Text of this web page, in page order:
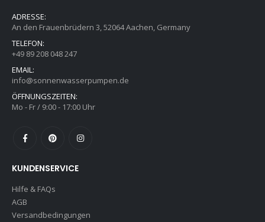
ADRESSE:
An den Frauenbrüdern 3, 52064 Aachen, Germany
TELEFON:
+49 89 208 048 247‬
EMAIL:
info@sonnenwasserpumpen.de
ÖFFNUNGSZEITEN:
Mo - Fr / 9:00 - 17:00 Uhr
KUNDENSERVICE
Hilfe & FAQs
AGB
Versandbedingungen